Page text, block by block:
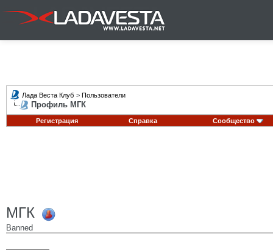
Лада Веста Клуб > Пользователи
Профиль МГК
Регистрация Справка Сообщество
МГК
Banned